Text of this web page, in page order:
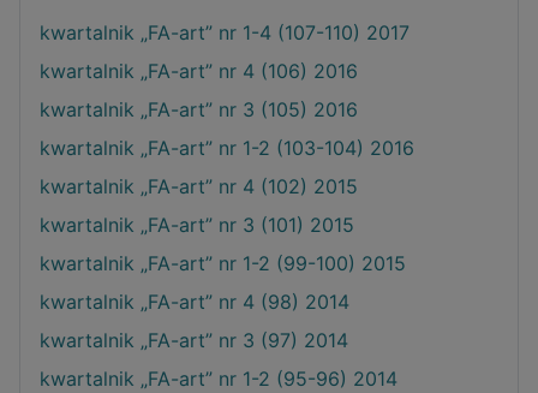
kwartalnik „FA-art” nr 1-4 (107-110) 2017
kwartalnik „FA-art” nr 4 (106) 2016
kwartalnik „FA-art” nr 3 (105) 2016
kwartalnik „FA-art” nr 1-2 (103-104) 2016
kwartalnik „FA-art” nr 4 (102) 2015
kwartalnik „FA-art” nr 3 (101) 2015
kwartalnik „FA-art” nr 1-2 (99-100) 2015
kwartalnik „FA-art” nr 4 (98) 2014
kwartalnik „FA-art” nr 3 (97) 2014
kwartalnik „FA-art” nr 1-2 (95-96) 2014